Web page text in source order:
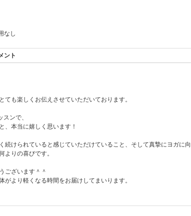
なし
ント
も楽しくお伝えさせていただいております。
ンで、
、本当に嬉しく思います！
続けられていると感じていただけていること、そして真摯にヨガに
よりの喜びです。
ございます＾＾
より軽くなる時間をお届けしてまいります。